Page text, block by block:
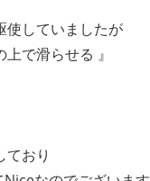
使していましたが
で滑らせる 』
おり